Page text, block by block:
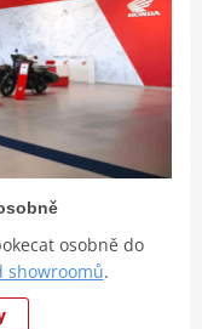
osobně do
.